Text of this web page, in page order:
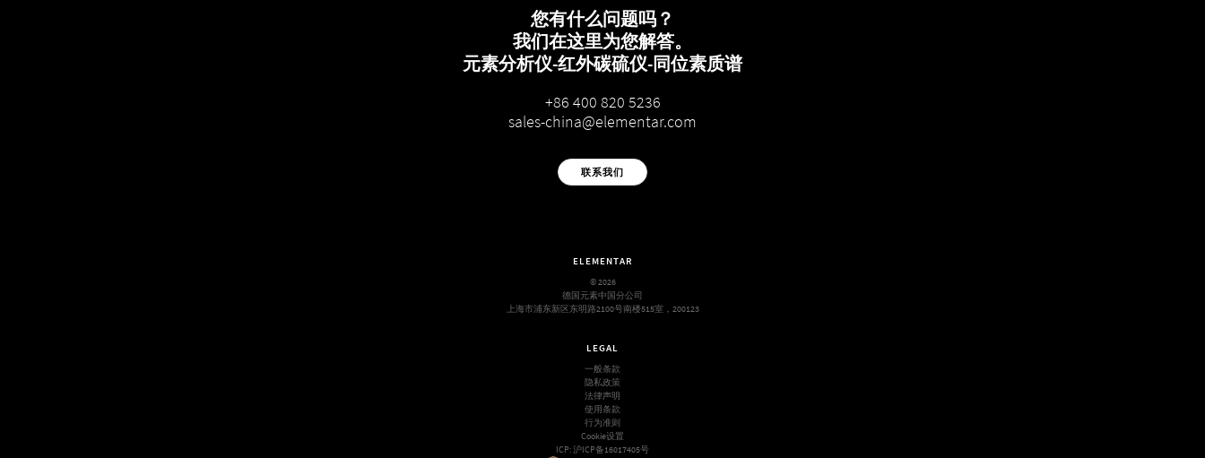
您有什么问题吗？
我们在这里为您解答。
元素分析仪-红外碳硫仪-同位素质谱
+86 400 820 5236
sales-china@elementar.com
联系我们
ELEMENTAR
© 2026
德国元素中国分公司
上海市浦东新区东明路2100号南楼515室，200123
LEGAL
一般条款
隐私政策
法律声明
使用条款
行为准则
Cookie设置
ICP:沪ICP备16017405号